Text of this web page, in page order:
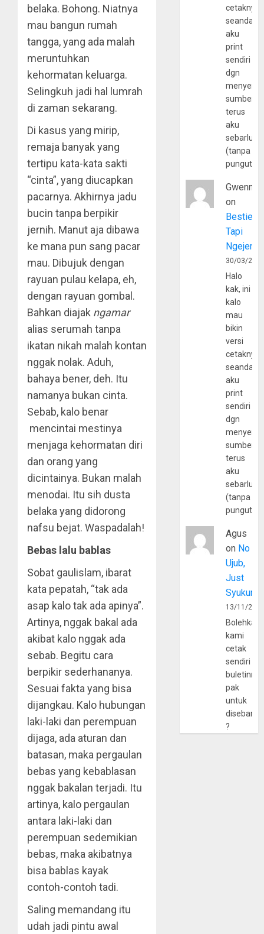
belaka. Bohong. Niatnya
mau bangun rumah
tangga, yang ada malah
meruntuhkan
kehormatan keluarga.
Selingkuh jadi hal lumrah
di zaman sekarang.
Di kasus yang mirip,
remaja banyak yang
tertipu kata-kata sakti
“cinta”, yang diucapkan
pacarnya. Akhirnya jadu
bucin tanpa berpikir
jernih. Manut aja dibawa
ke mana pun sang pacar
mau. Dibujuk dengan
rayuan pulau kelapa, eh,
dengan rayuan gombal.
Bahkan diajak ngamar
alias serumah tanpa
ikatan nikah malah kontan
nggak nolak. Aduh,
bahaya bener, deh. Itu
namanya bukan cinta.
Sebab, kalo benar
mencintai mestinya
menjaga kehormatan diri
dan orang yang
dicintainya. Bukan malah
menodai. Itu sih dusta
belaka yang didorong
nafsu bejat. Waspadalah!
Bebas lalu bablas
Sobat gaulislam, ibarat
kata pepatah, “tak ada
asap kalo tak ada apinya”.
Artinya, nggak bakal ada
akibat kalo nggak ada
sebab. Begitu cara
berpikir sederhananya.
Sesuai fakta yang bisa
dijangkau. Kalo hubungan
laki-laki dan perempuan
dijaga, ada aturan dan
batasan, maka pergaulan
bebas yang kebablasan
nggak bakalan terjadi. Itu
artinya, kalo pergaulan
antara laki-laki dan
perempuan sedemikian
bebas, maka akibatnya
bisa bablas kayak
contoh-contoh tadi.
Saling memandang itu
udah jadi pintu awal
cetaknya
aku
print
sendiri
dgn
sumber
terus
aku
(tanpa
Gwenny
on
Bestie
Tapi
30/03/
Halo
kak, ini
kalo
mau
bikin
versi
cetaknya
aku
print
sendiri
dgn
sumber
terus
aku
(tanpa
Agus
on No
Ujub,
Just
Syukur
13/11/
Bolehkah
kami
cetak
sendiri
pak
untuk
?